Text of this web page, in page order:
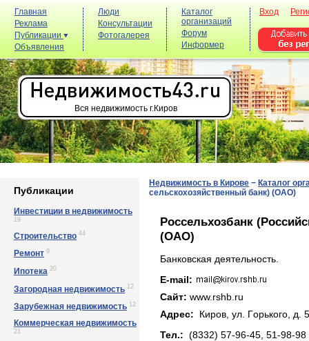
Главная
Реклама
Публикации
Объявления
Люди
Консультации
Фотогалерея
Каталог
организаций
Форум
Информер
Вход
Вся недвижимость г.Киров
Публикации
Инвестиции в недвижимость
19
Строительство 44
Ремонт 9
Ипотека 20
Загородная недвижимость 12
Зарубежная недвижимость 12
Коммерческая недвижимость
21
Недвижимость в Кирове − Каталог
сельскохозяйственный банк) (ОАО)
Россельхозбанк
(ОАО)
Банковская деятельность.
E-mail:
Сайт: www.rshb.ru
Адрес: Киров, yл. Гoрькoгo, д. 5
Тел.: (8332) 57-96-45, 51-98-98